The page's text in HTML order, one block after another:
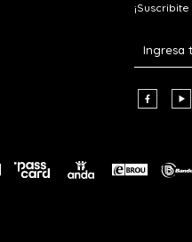
 